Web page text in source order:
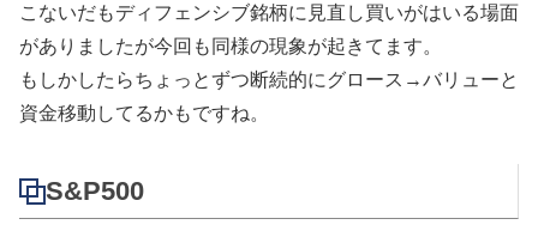
こないだもディフェンシブ銘柄に見直し買いがはいる場面
がありましたが今回も同様の現象が起きてます。
もしかしたらちょっとずつ断続的にグロース→バリューと
資金移動してるかもですね。
S&P500